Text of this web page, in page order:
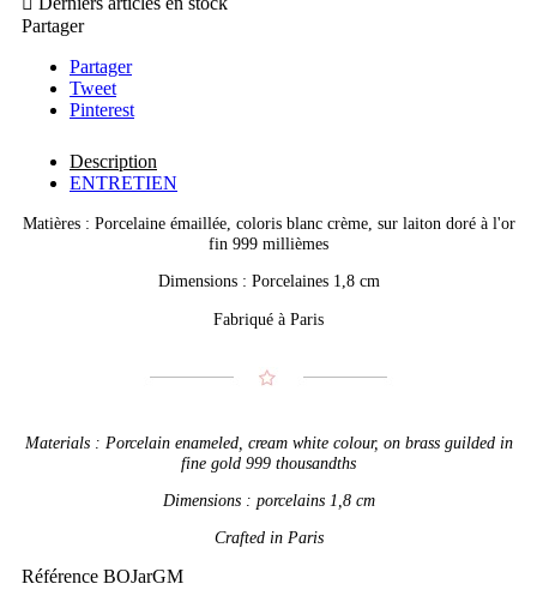
Partager
Partager
Tweet
Pinterest
Description
ENTRETIEN
Matières : Porcelaine émaillée, coloris blanc crème, sur laiton doré à l'or
fin 999 millièmes
Dimensions : Porcelaines 1,8 cm
Fabriqué à Paris
Materials : Porcelain enameled, cream white colour, on brass guilded in
fine gold 999 thousandths
Dimensions : porcelains 1,8 cm
Crafted in Paris
Référence BOJarGM